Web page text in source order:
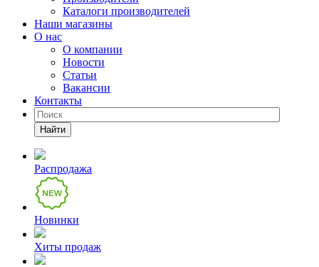
Каталоги производителей
Наши магазины
О нас
О компании
Новости
Статьи
Вакансии
Контакты
Найти
Распродажа
Новинки
Хиты продаж